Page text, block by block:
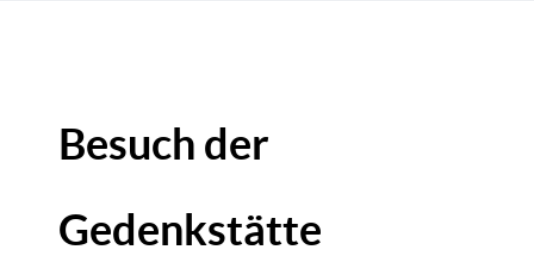
Besuch der
Gedenkstätte